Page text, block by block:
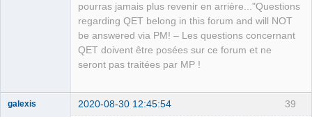
pourras jamais plus revenir en arrière..."Questions
regarding QET belong in this forum and will NOT
be answered via PM! – Les questions concernant
QET doivent être posées sur ce forum et ne
seront pas traitées par MP !
39
galexis 2020-08-30 12:45:54